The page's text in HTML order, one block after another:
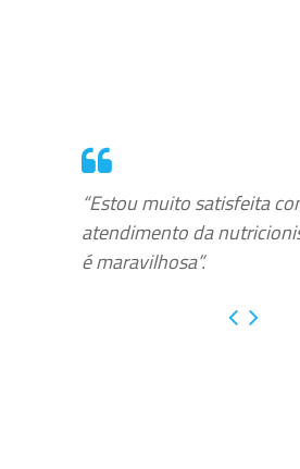
“Estou muito satisfeita
atendimento da
é maravilhosa”.